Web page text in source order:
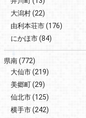
大潟村(22)
由利本荘市(176)
にかほ市(84)
県南(772)
大仙市(219)
美郷町(29)
仙北市(125)
横手市(242)